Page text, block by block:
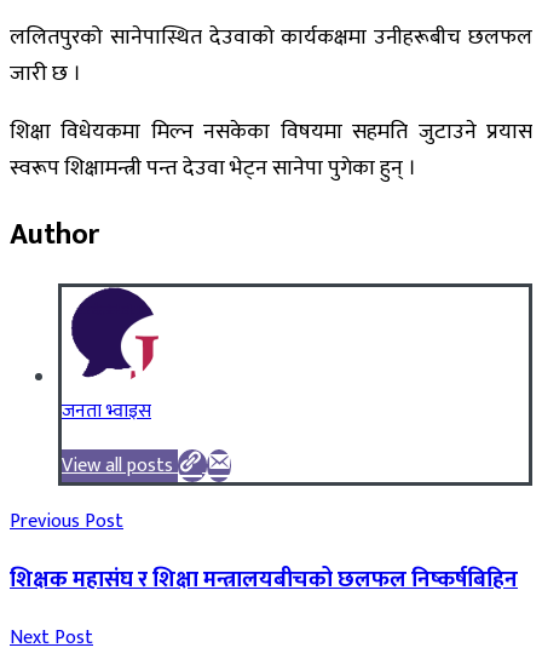
ललितपुरको सानेपास्थित देउवाको कार्यकक्षमा उनीहरूबीच छलफल
जारी छ ।
शिक्षा विधेयकमा मिल्न नसकेका विषयमा सहमति जुटाउने प्रयास
स्वरूप शिक्षामन्त्री पन्त देउवा भेट्न सानेपा पुगेका हुन् ।
Author
जनता भ्वाइस
View all posts
Previous Post
शिक्षक महासंघ र शिक्षा मन्त्रालयबीचको छलफल निष्कर्षबिहिन
Next Post